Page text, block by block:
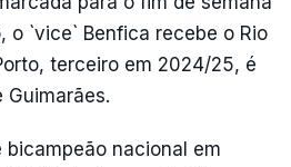
o `vice` Benfica recebe o Rio
terceiro em 2024/25, é
Guimarães.
bicampeão nacional em